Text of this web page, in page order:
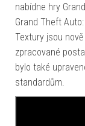
nabídne hry
Grand Theft
Textury jsou
zpracované
bylo také
standardům.